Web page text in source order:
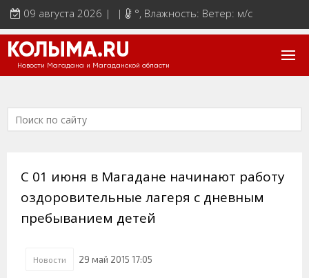
09 августа 2026 | | °, Влажность: Ветер: м/с
КОЛЫМА.RU
Новости Магадана и Магаданской области
С 01 июня в Магадане начинают работу
оздоровительные лагеря с дневным
пребыванием детей
Новости 29 май 2015 17:05